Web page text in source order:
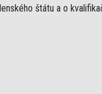
štátu a o